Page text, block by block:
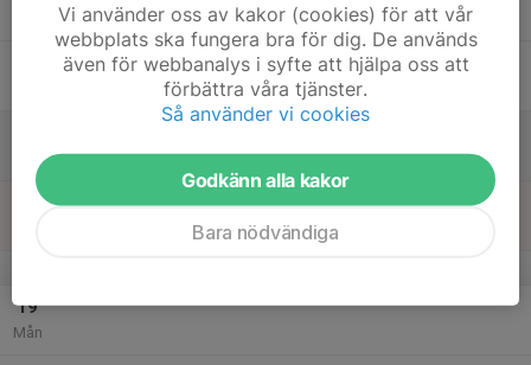
19
Mån
Vi använder oss av kakor (cookies) för att vår
webbplats ska fungera bra för dig. De används
även för webbanalys i syfte att hjälpa oss att
förbättra våra tjänster.
Så använder vi cookies
Godkänn alla kakor
Bara nödvändiga